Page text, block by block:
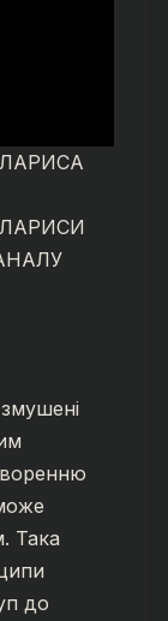
Така
до